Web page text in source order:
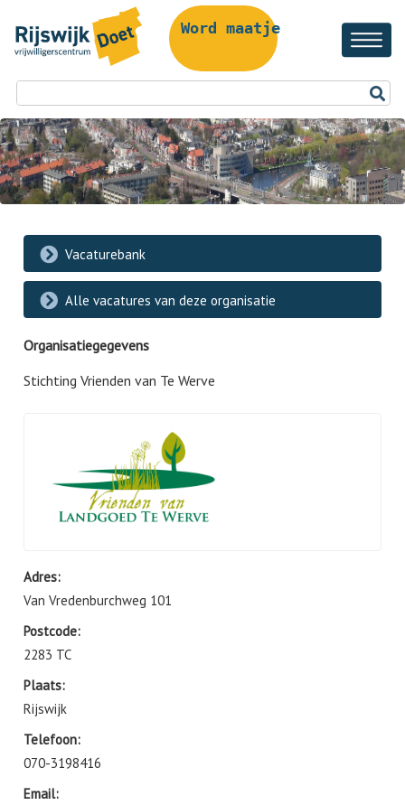
Word maatje!
Vacaturebank
Alle vacatures van deze organisatie
Organisatiegegevens
Stichting Vrienden van Te Werve
Adres:
Van Vredenburchweg 101
Postcode:
2283 TC
Plaats:
Rijswijk
Telefoon:
070-3198416
Email: